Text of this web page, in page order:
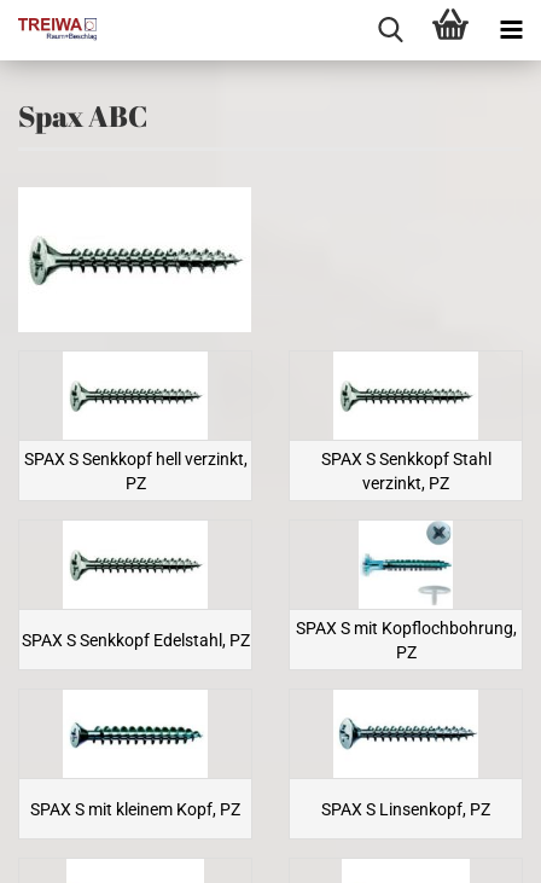
Spax ABC
SPAX S Senkkopf hell verzinkt,
PZ
SPAX S Senkkopf Stahl
verzinkt, PZ
SPAX S Senkkopf Edelstahl, PZ
SPAX S mit Kopflochbohrung,
PZ
SPAX S mit kleinem Kopf, PZ SPAX S Linsenkopf, PZ